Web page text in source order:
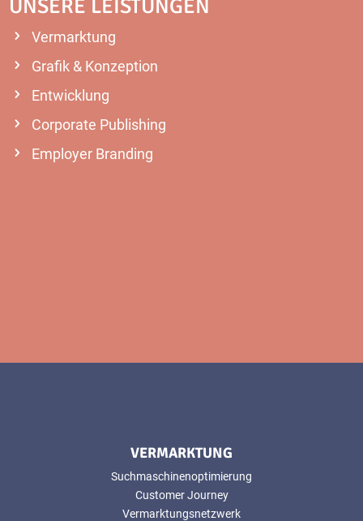
UNSERE LEISTUNGEN
Vermarktung
Grafik & Konzeption
Entwicklung
Corporate Publishing
Employer Branding
VERMARKTUNG
Suchmaschinenoptimierung
Customer Journey
Vermarktungsnetzwerk